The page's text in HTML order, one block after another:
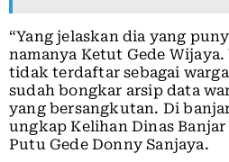
“Yang jelaskan dia yang
namanya Ketut Gede
tidak terdaftar sebagai
sudah bongkar arsip data
yang bersangkutan. Di
ungkap Kelihan Dinas
Putu Gede Donny Sanjaya.